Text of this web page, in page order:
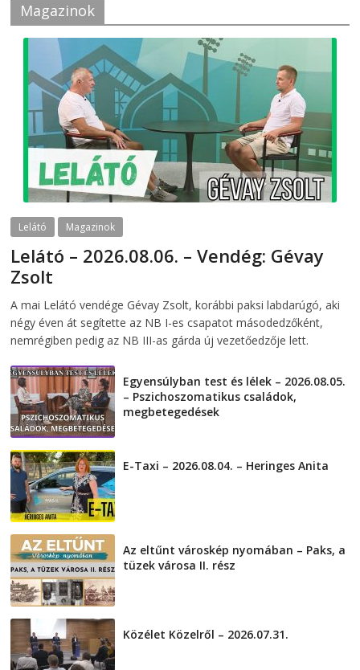
Magazinok
Lelátó Magazinok
Lelátó – 2026.08.06. – Vendég: Gévay
Zsolt
A mai Lelátó vendége Gévay Zsolt, korábbi paksi labdarúgó, aki
négy éven át segítette az NB I-es csapatot másodedzőként,
nemrégiben pedig az NB III-as gárda új vezetőedzője lett.
Egyensúlyban test és lélek – 2026.08.05.
– Pszichoszomatikus családok,
megbetegedések
E-Taxi – 2026.08.04. – Heringes Anita
Az eltűnt városkép nyomában – Paks, a
tüzek városa II. rész
Közélet Közelről – 2026.07.31.